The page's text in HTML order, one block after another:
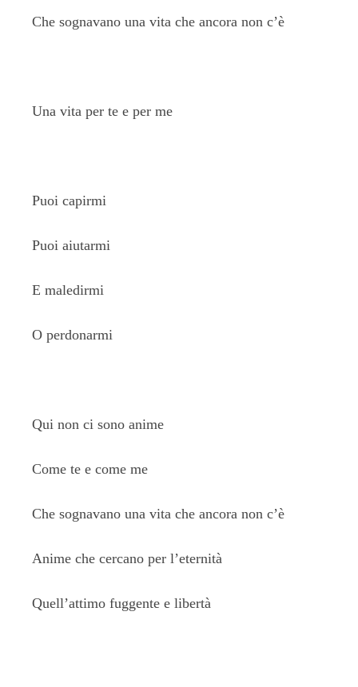
Che sognavano una vita che ancora non c’è
Una vita per te e per me
Puoi capirmi
Puoi aiutarmi
E maledirmi
O perdonarmi
Qui non ci sono anime
Come te e come me
Che sognavano una vita che ancora non c’è
Anime che cercano per l’eternità
Quell’attimo fuggente e libertà